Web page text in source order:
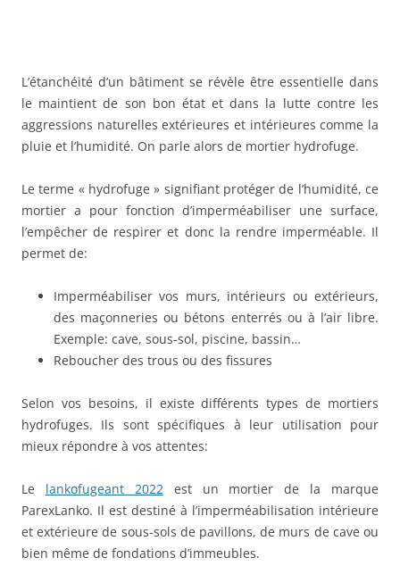
L’étanchéité d’un bâtiment se révèle être essentielle dans
le maintient de son bon état et dans la lutte contre les
aggressions naturelles extérieures et intérieures comme la
pluie et l’humidité. On parle alors de mortier hydrofuge.
Le terme « hydrofuge » signifiant protéger de l’humidité, ce
mortier a pour fonction d’imperméabiliser une surface,
l’empêcher de respirer et donc la rendre imperméable. Il
permet de:
Imperméabiliser vos murs, intérieurs ou extérieurs,
des maçonneries ou bétons enterrés ou à l’air libre.
Exemple: cave, sous-sol, piscine, bassin…
Reboucher des trous ou des fissures
Selon vos besoins, il existe différents types de mortiers
hydrofuges. Ils sont spécifiques à leur utilisation pour
mieux répondre à vos attentes:
Le lankofugeant 2022est un mortier de la marque
ParexLanko. Il est destiné à l’imperméabilisation intérieure
et extérieure de sous-sols de pavillons, de murs de cave ou
bien même de fondations d’immeubles.